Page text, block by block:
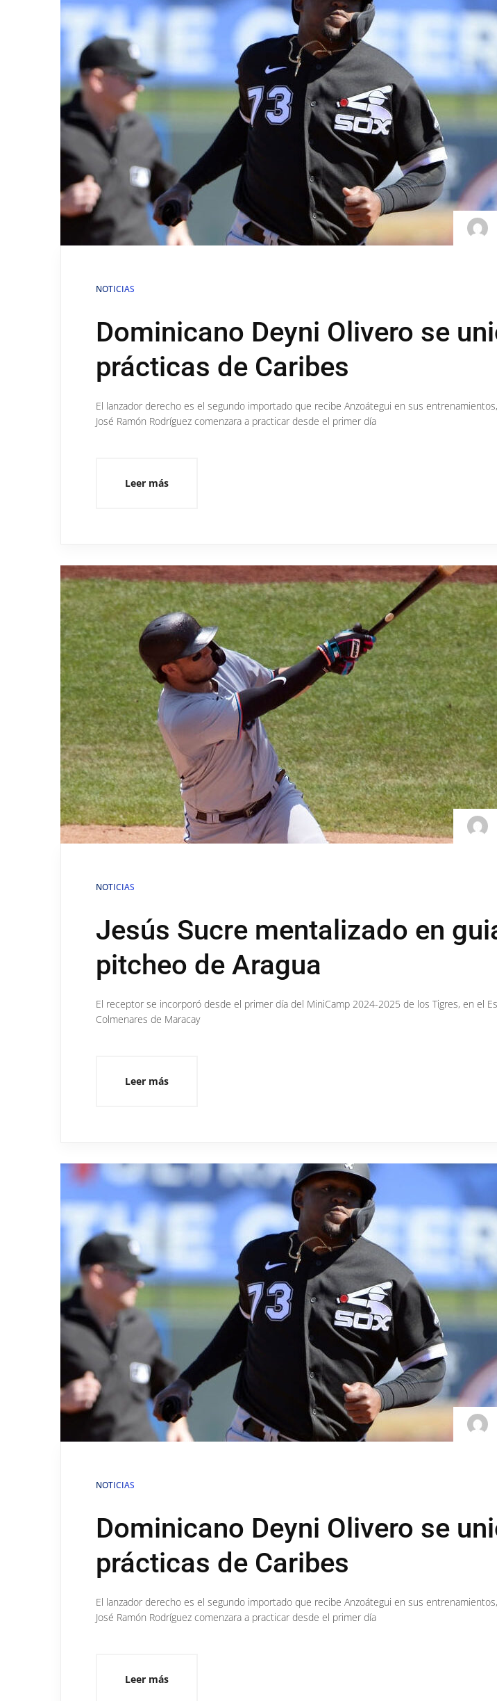
NOTICIAS
Dominicano Deyni Olivero se
prácticas de Caribes
El lanzador derecho es el segundo importado que recibe Anzoátegui en sus
José Ramón Rodríguez comenzara a practicar desde el primer día
Leer más
NOTICIAS
Jesús Sucre mentalizado en
pitcheo de Aragua
El receptor se incorporó desde el primer día del MiniCamp 2024-2025 de los Tigres, en el
Colmenares de Maracay
Leer más
NOTICIAS
Dominicano Deyni Olivero se
prácticas de Caribes
El lanzador derecho es el segundo importado que recibe Anzoátegui en sus
José Ramón Rodríguez comenzara a practicar desde el primer día
Leer más